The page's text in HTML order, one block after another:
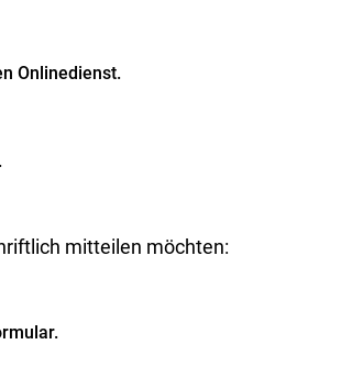
Onlinedienst.
mitteilen möchten: